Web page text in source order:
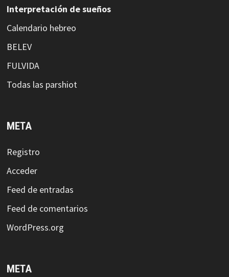
Interpretación de sueños
Calendario hebreo
BELEV
FULVIDA
Todas las parshiot
META
Registro
Acceder
Feed de entradas
Feed de comentarios
WordPress.org
META